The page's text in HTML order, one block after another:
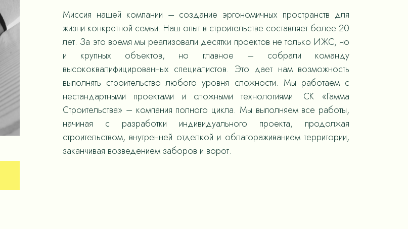
Миссия нашей компании – создание эргономичных пространств для
жизни конкретной семьи. Наш опыт в строительстве составляет более 20
лет. За это время мы реализовали десятки проектов не только ИЖС, но
и крупных объектов, но главное – собрали команду
высококвалифицированных специалистов. Это дает нам возможность
выполнять строительство любого уровня сложности. Мы работаем с
нестандартными проектами и сложными технологиями. СК «Гамма
Строительства» – компания полного цикла. Мы выполняем все работы,
начиная с разработки индивидуального проекта, продолжая
строительством, внутренней отделкой и облагораживанием территории,
заканчивая возведением заборов и ворот.